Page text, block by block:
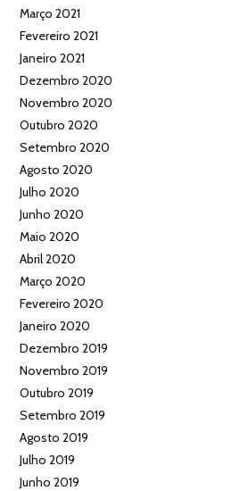
Março 2021
Fevereiro 2021
Janeiro 2021
Dezembro 2020
Novembro 2020
Outubro 2020
Setembro 2020
Agosto 2020
Julho 2020
Junho 2020
Maio 2020
Abril 2020
Março 2020
Fevereiro 2020
Janeiro 2020
Dezembro 2019
Novembro 2019
Outubro 2019
Setembro 2019
Agosto 2019
Julho 2019
Junho 2019